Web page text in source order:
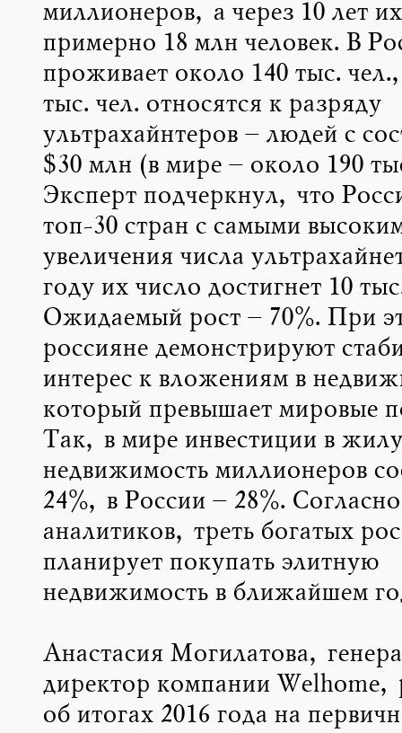
миллионеров, а через 10 лет
примерно 18 млн человек. В
проживает около 140 тыс.
тыс. чел. относятся к разряду
ультрахайнтеров – людей с
$30 млн (в мире – около 190
Эксперт подчеркнул, что
топ-30 стран с самыми
увеличения числа
году их число достигнет 10
Ожидаемый рост – 70%. При
россияне демонстрируют
интерес к вложениям в
который превышает мировые
Так, в мире инвестиции в
недвижимость миллионеров
24%, в России – 28%.
аналитиков, треть богатых
планирует покупать элитную
недвижимость в ближайшем
Анастасия Могилатова,
директор компании Welhome,
об итогах 2016 года на